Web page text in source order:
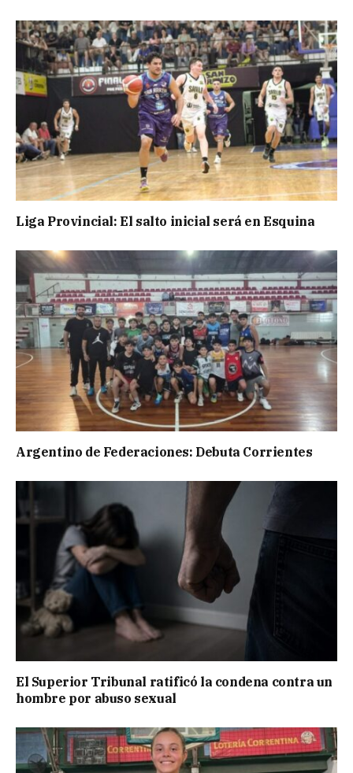
Liga Provincial: El salto inicial será en Esquina
Argentino de Federaciones: Debuta Corrientes
El Superior Tribunal ratificó la condena contra un
hombre por abuso sexual